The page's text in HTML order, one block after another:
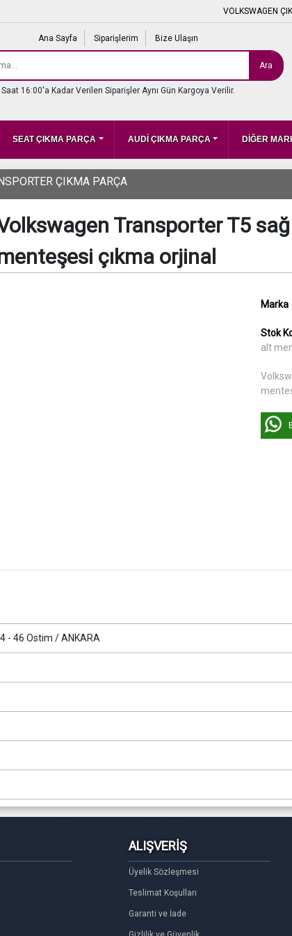
VOLKSWAGEN
Ana Sayfa Siparişlerim Bize Ulaşın
Ara
Saat 16:00'a Kadar Verilen Siparişler Aynı Gün Kargoya Verilir.
SEAT ÇIKMA PARÇA AUDİ ÇIKMA PARÇA DİĞER
ÇIKMA PARÇA
Transporter T5
çıkma orjinal
Marka
Stok
alt
- 46 Ostim / ANKARA
ALIŞVERİŞ
Üyelik Sözleşmesi
Teslimat Koşulları
Garanti ve İade